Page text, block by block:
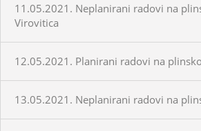
11.05.2021. Neplanirani radovi na
Virovitica
12.05.2021. Planirani radovi na
13.05.2021. Neplanirani radovi na